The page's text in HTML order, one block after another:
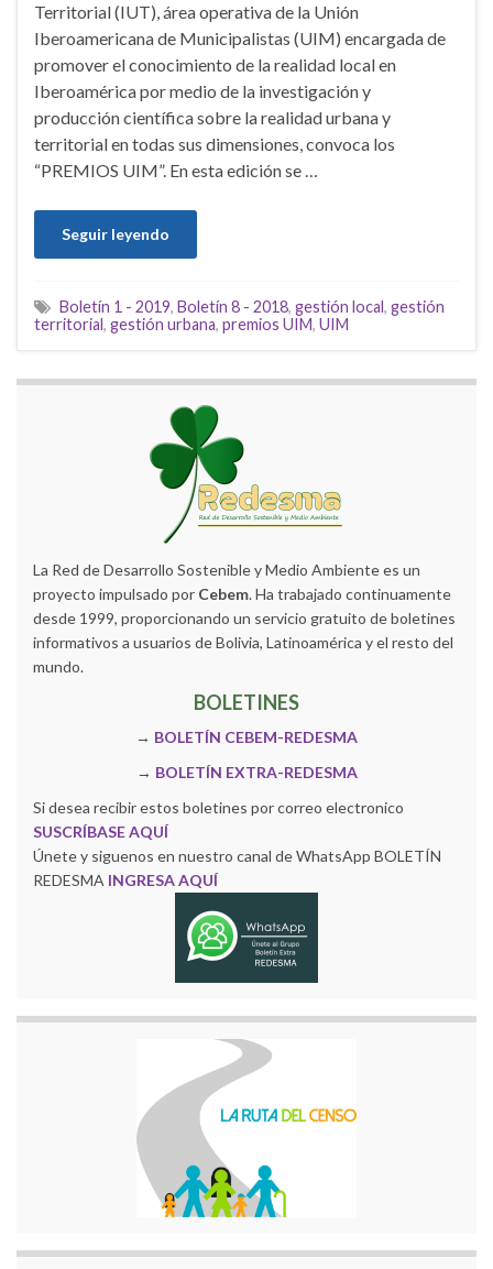
Territorial (IUT), área operativa de la Unión
Iberoamericana de Municipalistas (UIM) encargada de
promover el conocimiento de la realidad local en
Iberoamérica por medio de la investigación y
producción científica sobre la realidad urbana y
territorial en todas sus dimensiones, convoca los
“PREMIOS UIM”. En esta edición se …
Seguir leyendo
Boletín 1 - 2019, Boletín 8 - 2018, gestión local, gestión
territorial, gestión urbana, premios UIM, UIM
La Red de Desarrollo Sostenible y Medio Ambiente es un
proyecto impulsado por Cebem. Ha trabajado continuamente
desde 1999, proporcionando un servicio gratuito de boletines
informativos a usuarios de Bolivia, Latinoamérica y el resto del
mundo.
BOLETINES
→ BOLETÍN CEBEM-REDESMA
→ BOLETÍN EXTRA-REDESMA
Si desea recibir estos boletines por correo electronico
SUSCRÍBASE AQUÍ
Únete y siguenos en nuestro canal de WhatsApp BOLETÍN
REDESMA INGRESA AQUÍ